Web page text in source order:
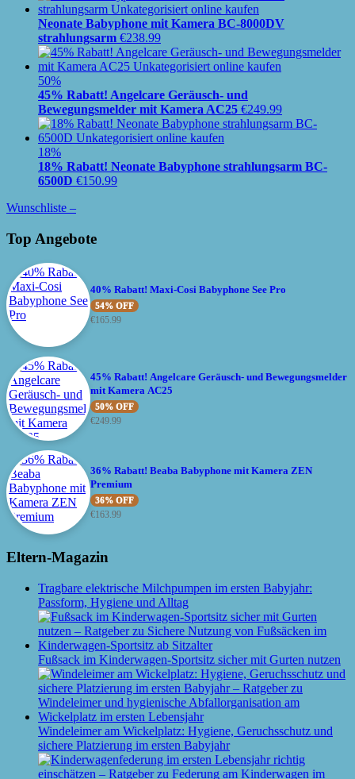
Neonate Babyphone mit Kamera BC-8000DV
strahlungsarm €238.99
50%
45% Rabatt! Angelcare Geräusch- und
Bewegungsmelder mit Kamera AC25 €249.99
18%
18% Rabatt! Neonate Babyphone strahlungsarm BC-
6500D €150.99
Wunschliste –
Top Angebote
40% Rabatt! Maxi-Cosi Babyphone See Pro
54% OFF
€165.99
45% Rabatt! Angelcare Geräusch- und Bewegungsmelder
mit Kamera AC25
50% OFF
€249.99
36% Rabatt! Beaba Babyphone mit Kamera ZEN
Premium
36% OFF
€163.99
Eltern-Magazin
Tragbare elektrische Milchpumpen im ersten Babyjahr:
Passform, Hygiene und Alltag
Fußsack im Kinderwagen-Sportsitz sicher mit Gurten nutzen
Windeleimer am Wickelplatz: Hygiene, Geruchsschutz und
sichere Platzierung im ersten Babyjahr